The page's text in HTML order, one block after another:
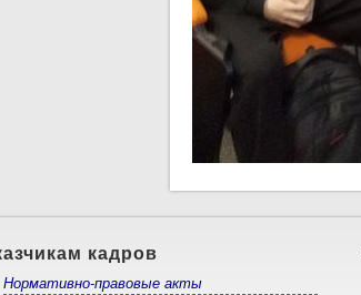
кадров
Нормативно-правовые акты